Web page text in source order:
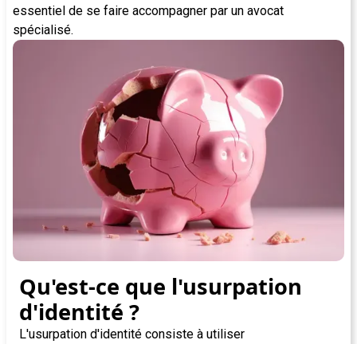
essentiel de se faire accompagner par un avocat
spécialisé.
Qu'est-ce que l'usurpation
d'identité ?
L'usurpation d'identité consiste à utiliser